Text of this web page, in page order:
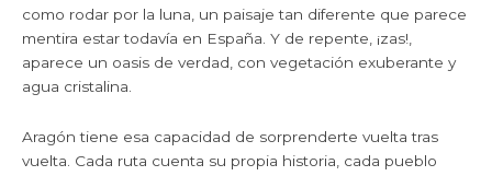
como rodar por la luna, un paisaje tan diferente que parece
mentira estar todavía en España. Y de repente, ¡zas!,
aparece un oasis de verdad, con vegetación exuberante y
agua cristalina.
Aragón tiene esa capacidad de sorprenderte vuelta tras
vuelta. Cada ruta cuenta su propia historia, cada pueblo